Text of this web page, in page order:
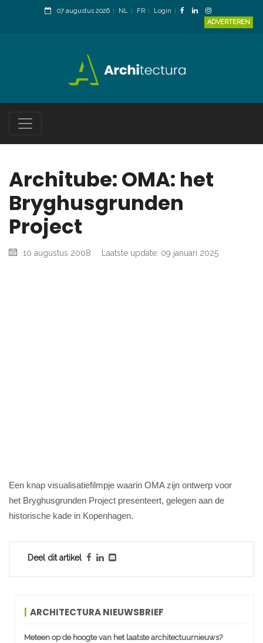
07 augustus 2026 NL FR
Login
ADVERTEREN
Architube: OMA: het
Bryghusgrunden
Project
10 augustus 2008 Laatste update: 09 januari 2025
Een knap visualisatiefilmpje waarin OMA zijn ontwerp voor
het Bryghusgrunden Project presenteert, gelegen aan de
historische kade in Kopenhagen.
Deel dit artikel
ARCHITECTURA NIEUWSBRIEF
Meteen op de hoogte van het laatste architectuurnieuws?